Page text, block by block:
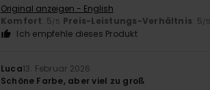
Original anzeigen - English
Komfort: 5/5 Preis-Leistungs-Verhältnis: 5/5
Ich empfehle dieses Produkt
Luca13. Februar 2026
Schöne Farbe, aber viel zu groß